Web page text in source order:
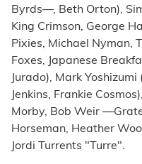
Byrds—, Beth Orton),
King Crimson, George
Pixies, Michael Nyman,
Foxes, Japanese
Jurado), Mark
Jenkins, Frankie
Morby, Bob Weir
Horseman, Heather
Jordi Turrents "Turre".